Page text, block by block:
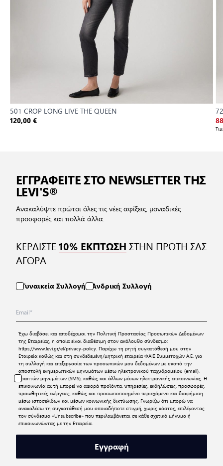
501 CROP LONG LIVE THE QUEEN
120,00 €
ΕΓΓΡΑΦΕΙΤΕ ΣΤΟ NEWSLETTER ΤΗΣ
LEVI'S®
Ανακαλύψτε πρώτοι όλες τις νέες αφίξεις, μοναδικές
προσφορές και πολλά άλλα.
ΚΕΡΔΙΣΤΕ10% ΕΚΠΤΩΣΗ ΣΤΗΝ ΠΡΩΤΗ ΣΑΣ
ΑΓΟΡΑ
Γυναικεία Συλλογή Ανδρική Συλλογή
Έχω διαβάσει και αποδέχομαι την Πολιτική Προστασίας Προσωπικών Δεδομένων
της Εταιρείας, η οποία είναι διαθέσιμη στον ακόλουθο σύνδεσμο:
https://www.levi.gr/el/privacy-policy. Παρέχω τη ρητή συγκατάθεσή μου στην
Εταιρεία καθώς και στη συνδεδεμένη/μητρική εταιρεία ΦΑΙΣ Συμμετοχών Α.Ε. για
τη συλλογή και επεξεργασία των προσωπικών μου δεδομένων με σκοπό την
αποστολή ενημερωτικών μηνυμάτων μέσω ηλεκτρονικού ταχυδρομείου (email),
γραπτών μηνυμάτων (SMS), καθώς και άλλων μέσων ηλεκτρονικής επικοινωνίας. Η
επικοινωνία αυτή μπορεί να αφορά προϊόντα, υπηρεσίες, εκδηλώσεις, προσφορές,
προωθητικές ενέργειες, καθώς και προσωποποιημένο περιεχόμενο και διαφήμιση
μέσω ιστοσελίδων και μέσων κοινωνικής δικτύωσης. Γνωρίζω ότι μπορώ να
ανακαλέσω τη συγκατάθεσή μου οποιαδήποτε στιγμή, χωρίς κόστος, επιλέγοντας
τον σύνδεσμο «Unsubscribe» που περιλαμβάνεται σε κάθε σχετικό μήνυμα ή
επικοινωνώντας με την Εταιρεία.
Εγγραφή